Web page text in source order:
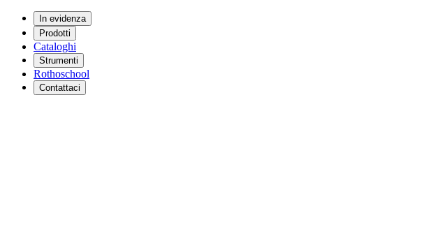
In evidenza
Prodotti
Cataloghi
Strumenti
Rothoschool
Contattaci